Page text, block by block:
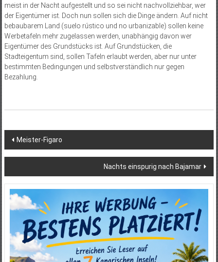
meist in der Nacht aufgestellt und so sei nicht nachvollziehbar, wer
der Eigentümer ist. Doch nun sollen sich die Dinge ändern. Auf nicht
bebaubarem Land (suelo rústico und no urbanizable) sollen keine
Werbetafeln mehr zugelassen werden, unabhängig davon wer
Eigentümer des Grundstücks ist. Auf Grundstücken, die
Stadteigentum sind, sollen Tafeln erlaubt werden, aber nur unter
bestimmten Bedingungen und selbstverständlich nur gegen
Bezahlung.
Beitragsnavigation
Meister-Figaro
Nachts einspurig nach Bajamar